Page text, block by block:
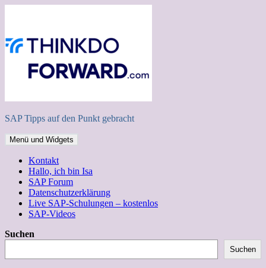
SAP Tipps auf den Punkt gebracht
Menü und Widgets
Kontakt
Hallo, ich bin Isa
SAP Forum
Datenschutzerklärung
Live SAP-Schulungen – kostenlos
SAP-Videos
Suchen
Suchen